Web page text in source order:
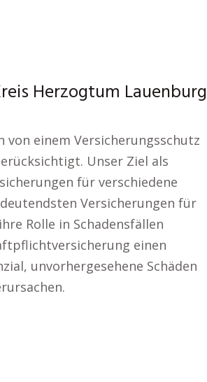
Herzogtum Lauenburg
einem Versicherungsschutz
Unser Ziel als
für verschiedene
Versicherungen für
Rolle in Schadensfällen
einen
unvorhergesehene Schäden